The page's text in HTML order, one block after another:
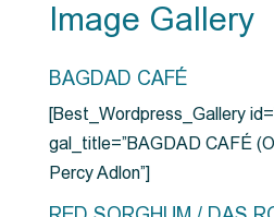
Image Gallery
BAGDAD CAFÉ
[Best_Wordpress_Gallery
gal_title=”BAGDAD CAFÉ
Percy Adlon”]